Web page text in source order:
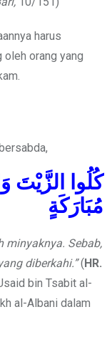
harus
orang yang
كُلُوا الزَّيْتَ
مُبَارَكَةٍ
minyaknya. Sebab,
diberkahi.”(HR.
bin Tsabit al-
al-Albani dalam